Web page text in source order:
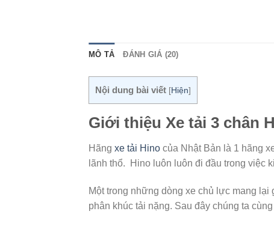
MÔ TẢ ĐÁNH GIÁ (20)
Nội dung bài viết [Hiện]
Giới thiệu Xe tải 3 chân
Hãng xe tải Hino của Nhật Bản là 1 hãng
lãnh thổ. Hino luôn luôn đi đầu trong việc
Một trong những dòng xe chủ lực mang
phân khúc tải nặng. Sau đây chúng ta